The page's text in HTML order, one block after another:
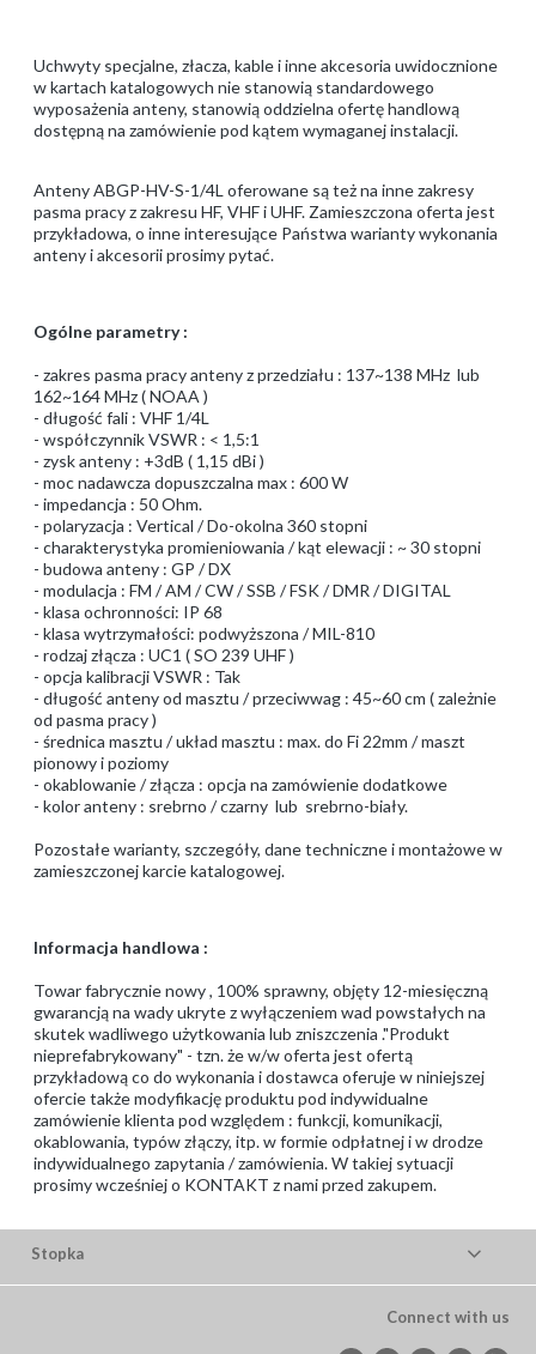
Uchwyty specjalne, złacza, kable i inne akcesoria uwidocznione
w kartach katalogowych nie stanowią standardowego
wyposażenia anteny, stanowią oddzielna ofertę handlową
dostępną na zamówienie pod kątem wymaganej instalacji.
Anteny ABGP-HV-S-1/4L oferowane są też na inne zakresy
pasma pracy z zakresu HF, VHF i UHF. Zamieszczona oferta jest
przykładowa, o inne interesujące Państwa warianty wykonania
anteny i akcesorii prosimy pytać.
Ogólne parametry :
- zakres pasma pracy anteny z przedziału : 137~138 MHz lub
162~164 MHz ( NOAA )
- długość fali : VHF 1/4L
- współczynnik VSWR : < 1,5:1
- zysk anteny : +3dB ( 1,15 dBi )
- moc nadawcza dopuszczalna max : 600 W
- impedancja : 50 Ohm.
- polaryzacja : Vertical / Do-okolna 360 stopni
- charakterystyka promieniowania / kąt elewacji : ~ 30 stopni
- budowa anteny : GP / DX
- modulacja : FM / AM / CW / SSB / FSK / DMR / DIGITAL
- klasa ochronności: IP 68
- klasa wytrzymałości: podwyższona / MIL-810
- rodzaj złącza : UC1 ( SO 239 UHF )
- opcja kalibracji VSWR : Tak
- długość anteny od masztu / przeciwwag : 45~60 cm ( zależnie
od pasma pracy )
- średnica masztu / układ masztu : max. do Fi 22mm / maszt
pionowy i poziomy
- okablowanie / złącza : opcja na zamówienie dodatkowe
- kolor anteny : srebrno / czarny lub srebrno-biały.
Pozostałe warianty, szczegóły, dane techniczne i montażowe w
zamieszczonej karcie katalogowej.
Informacja handlowa :
Towar fabrycznie nowy , 100% sprawny, objęty 12-miesięczną
gwarancją na wady ukryte z wyłączeniem wad powstałych na
skutek wadliwego użytkowania lub zniszczenia ."Produkt
nieprefabrykowany" - tzn. że w/w oferta jest ofertą
przykładową co do wykonania i dostawca oferuje w niniejszej
ofercie także modyfikację produktu pod indywidualne
zamówienie klienta pod względem : funkcji, komunikacji,
okablowania, typów złączy, itp. w formie odpłatnej i w drodze
indywidualnego zapytania / zamówienia. W takiej sytuacji
prosimy wcześniej o KONTAKT z nami przed zakupem.
Stopka
Connect with us